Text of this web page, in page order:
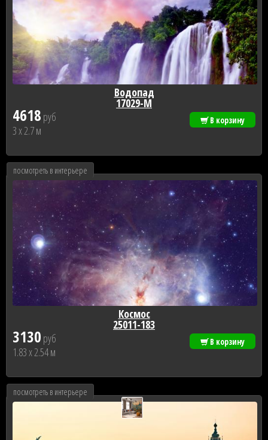
4618 руб
3 x 2.7 м
Водопад
17029-М
В корзину
посмотреть в интерьере
3130 руб
1.83 x 2.54 м
Космос
25011-183
В корзину
посмотреть в интерьере